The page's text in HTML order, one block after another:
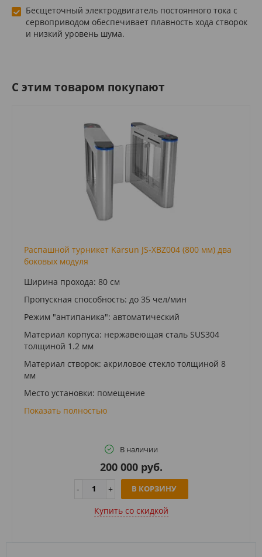
Бесщеточный электродвигатель постоянного тока с
сервоприводом обеспечивает плавность хода створок
и низкий уровень шума.
C этим товаром покупают
Распашной турникет Karsun JS-XBZ004 (800 мм) два
боковых модуля
Ширина прохода: 80 см
Пропускная способность: до 35 чел/мин
Режим "антипаника": автоматический
Материал корпуса: нержавеющая сталь SUS304
толщиной 1.2 мм
Материал створок: акриловое стекло толщиной 8
мм
Место установки: помещение
Показать полностью
В наличии
200 000 руб.
В КОРЗИНУ
Купить cо скидкой